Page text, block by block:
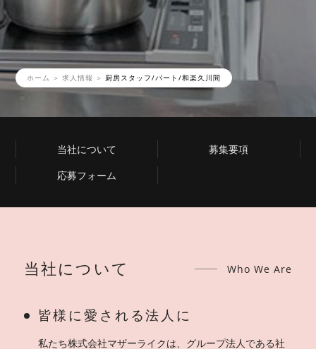
ホーム 求人情報 厨房スタッフ/パート/和楽久川間
当社について
募集要項
応募フォーム
当社について Who We Are
皆様に愛される法人に
私たち株式会社マザーライクは、グループ法人である社